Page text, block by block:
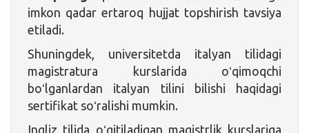
imkon qadar ertaroq hujjat topshirish tavsiya
etiladi.
Shuningdek, universitetda italyan tilidagi
magistratura kurslarida oʻqimoqchi
boʻlganlardan italyan tilini bilishi haqidagi
sertifikat soʻralishi mumkin.
Ingliz tilida oʻqitiladigan magistrlik kurslariga